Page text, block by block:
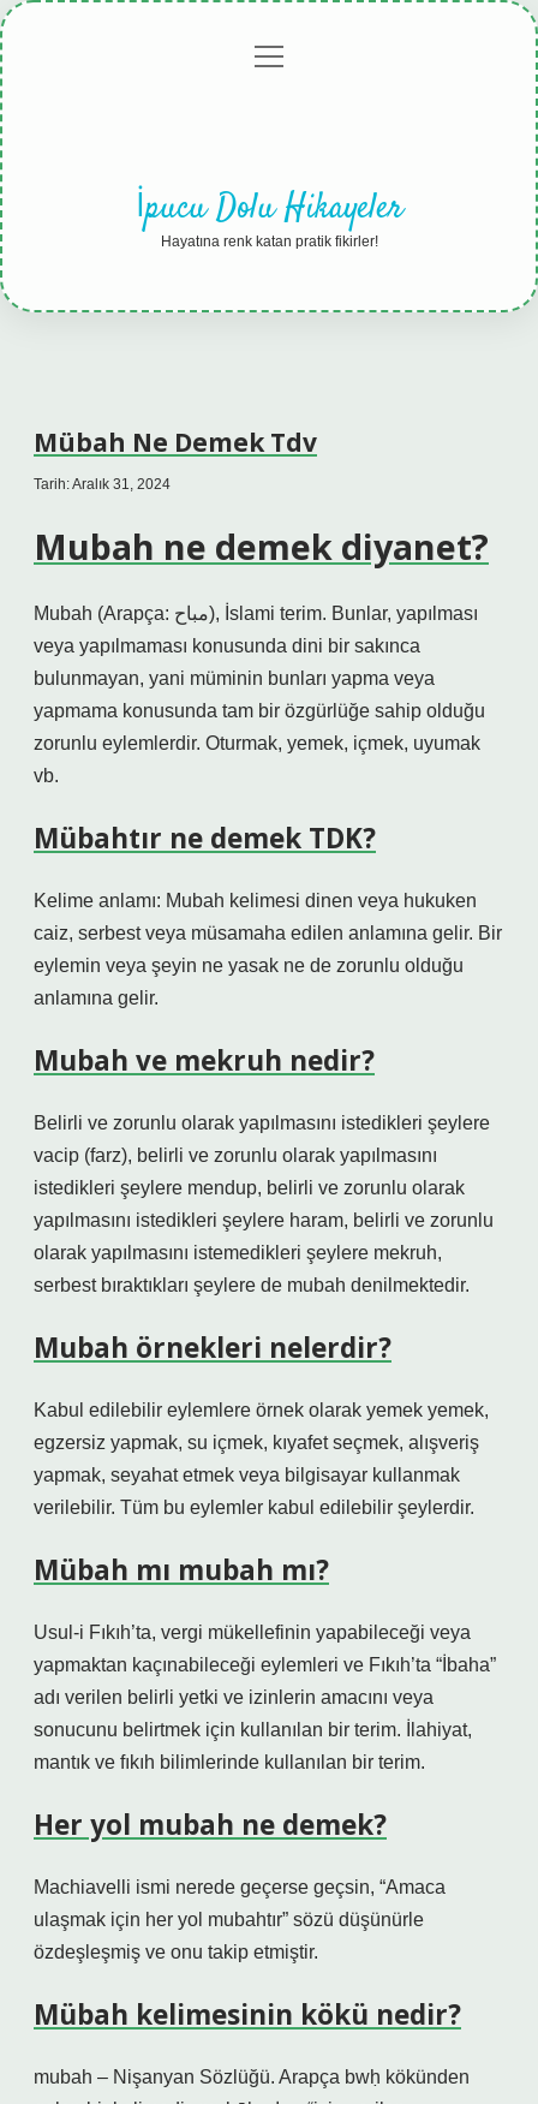
Gizlilikmenüyü
İpucu Dolu Hikayeler
Hayatına renk katan pratik fikirler!
Mübah Ne Demek Tdv
Tarih: Aralık 31, 2024
Mubah ne demek diyanet?
Mubah (Arapça: مباح), İslami terim. Bunlar, yapılması
veya yapılmaması konusunda dini bir sakınca
bulunmayan, yani müminin bunları yapma veya
yapmama konusunda tam bir özgürlüğe sahip olduğu
zorunlu eylemlerdir. Oturmak, yemek, içmek, uyumak
vb.
Mübahtır ne demek TDK?
Kelime anlamı: Mubah kelimesi dinen veya hukuken
caiz, serbest veya müsamaha edilen anlamına gelir. Bir
eylemin veya şeyin ne yasak ne de zorunlu olduğu
anlamına gelir.
Mubah ve mekruh nedir?
Belirli ve zorunlu olarak yapılmasını istedikleri şeylere
vacip (farz), belirli ve zorunlu olarak yapılmasını
istedikleri şeylere mendup, belirli ve zorunlu olarak
yapılmasını istedikleri şeylere haram, belirli ve zorunlu
olarak yapılmasını istemedikleri şeylere mekruh,
serbest bıraktıkları şeylere de mubah denilmektedir.
Mubah örnekleri nelerdir?
Kabul edilebilir eylemlere örnek olarak yemek yemek,
egzersiz yapmak, su içmek, kıyafet seçmek, alışveriş
yapmak, seyahat etmek veya bilgisayar kullanmak
verilebilir. Tüm bu eylemler kabul edilebilir şeylerdir.
Mübah mı mubah mı?
Usul-i Fıkıh’ta, vergi mükellefinin yapabileceği veya
yapmaktan kaçınabileceği eylemleri ve Fıkıh’ta “İbaha”
adı verilen belirli yetki ve izinlerin amacını veya
sonucunu belirtmek için kullanılan bir terim. İlahiyat,
mantık ve fıkıh bilimlerinde kullanılan bir terim.
Her yol mubah ne demek?
Machiavelli ismi nerede geçerse geçsin, “Amaca
ulaşmak için her yol mubahtır” sözü düşünürle
özdeşleşmiş ve onu takip etmiştir.
Mübah kelimesinin kökü nedir?
mubah – Nişanyan Sözlüğü. Arapça bwḥ kökünden